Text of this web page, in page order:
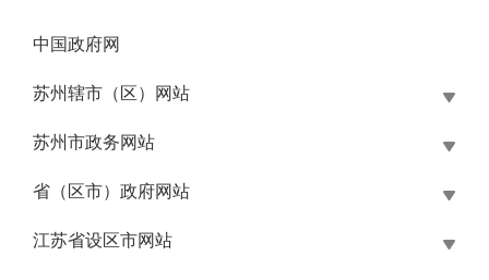
中国政府网
苏州辖市（区）网站
苏州市政务网站
省（区市）政府网站
江苏省设区市网站